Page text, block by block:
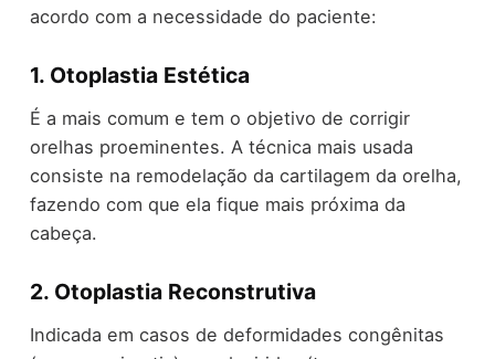
acordo com a necessidade do paciente:
1. Otoplastia Estética
É a mais comum e tem o objetivo de corrigir
orelhas proeminentes. A técnica mais usada
consiste na remodelação da cartilagem da orelha,
fazendo com que ela fique mais próxima da
cabeça.
2. Otoplastia Reconstrutiva
Indicada em casos de deformidades congênitas